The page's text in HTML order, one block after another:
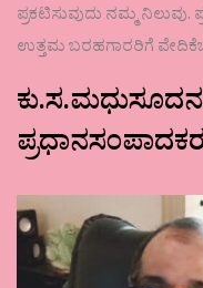
ಪ್ರಕಟಿಸುವುದು ನಮ್ಮ
ಉತ್ತಮ ಬರಹಗಾರರಿಗೆ